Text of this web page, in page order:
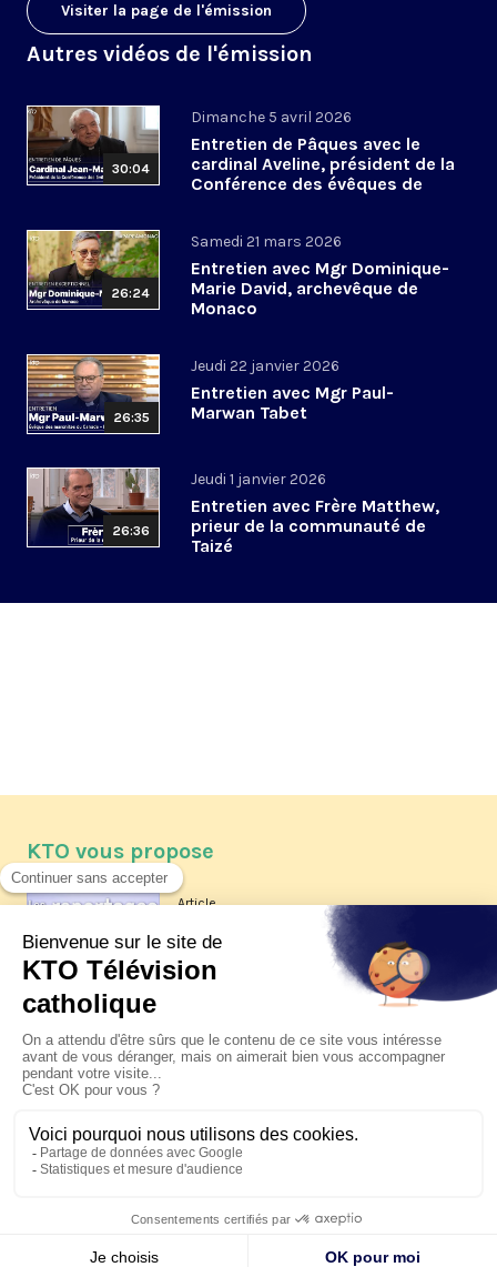
Visiter la page de l'émission
Autres vidéos de l'émission
30:04
Dimanche 5 avril 2026
Entretien de Pâques avec le
cardinal Aveline, président de la
Conférence des évêques de
26:24
Samedi 21 mars 2026
Entretien avec Mgr Dominique-
Marie David, archevêque de
Monaco
26:35
Jeudi 22 janvier 2026
Entretien avec Mgr Paul-
Marwan Tabet
26:36
Jeudi 1 janvier 2026
Entretien avec Frère Matthew,
prieur de la communauté de
Taizé
KTO vous propose
Article
Les reportages d'été 2026 de KTO
La visite pastorale du pape Léon
XIV à Assise à suivre sur KTO le
jeudi 6 août
Le pape en Uruguay, Argentine et
Pérou du 6 au 17 novembre 2026